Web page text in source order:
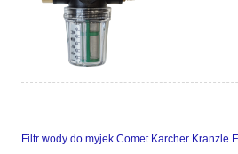
Filtr wody do myjek Comet Karcher Kranzle